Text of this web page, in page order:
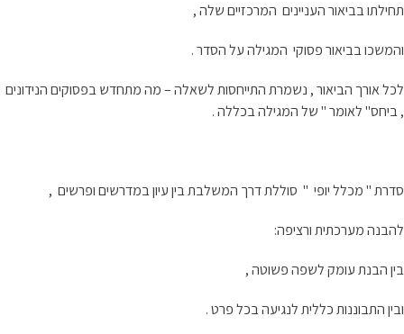
תחילתו בביאור העניינים המרכזיים שלה ,
והמשכו בביאור פסוקי המגילה על הסדר .
לכל אורך הביאור , נשמרת התייחסות לשאלה – מה מתחדש בפסוקים הנידונים
, ביחס" לאומר " של המגילה בכללה .
סדרת " מכלל יופי " סוללת דרך המשלבת בין עיון במדרשים ופרשים ,
להבנה מערכתית ורציפה:
בין הבנת עומק לשפה פשוטה ,
ובין התבוננות כללית לנגיעה בכל פרט .